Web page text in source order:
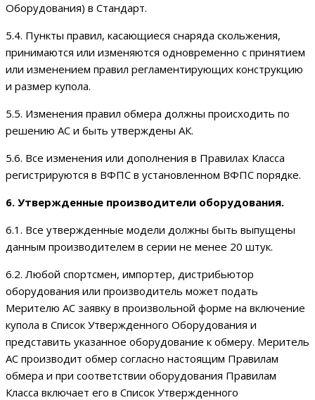
Оборудования) в Стандарт.
5.4. Пункты правил, касающиеся снаряда скольжения,
принимаются или изменяются одновременно с принятием
или изменением правил регламентирующих конструкцию
и размер купола.
5.5. Изменения правил обмера должны происходить по
решению АС и быть утверждены АК.
5.6. Все изменения или дополнения в Правилах Класса
регистрируются в ВФПС в установленном ВФПС порядке.
6. Утвержденные производители оборудования.
6.1. Все утвержденные модели должны быть выпущены
данным производителем в серии не менее 20 штук.
6.2. Любой спортсмен, импортер, дистрибьютор
оборудования или производитель может подать
Мерителю АС заявку в произвольной форме на включение
купола в Список Утвержденного Оборудования и
представить указанное оборудование к обмеру. Меритель
АС производит обмер согласно настоящим Правилам
обмера и при соответствии оборудования Правилам
Класса включает его в Список Утвержденного